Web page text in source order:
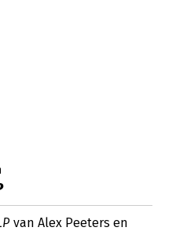
van Alex Peeters en